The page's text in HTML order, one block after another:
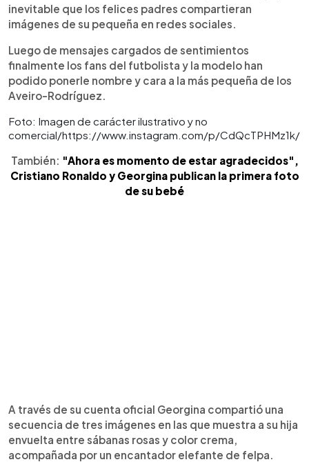
inevitable que los felices padres compartieran
imágenes de su pequeña en redes sociales.
Luego de mensajes cargados de sentimientos
finalmente los fans del futbolista y la modelo han
podido ponerle nombre y cara a la más pequeña de los
Aveiro-Rodríguez.
Foto: Imagen de carácter ilustrativo y no
comercial/https://www.instagram.com/p/CdQcTPHMz1k/
También: "Ahora es momento de estar agradecidos",
Cristiano Ronaldo y Georgina publican la primera foto
de su bebé
A través de su cuenta oficial Georgina compartió una
secuencia de tres imágenes en las que muestra a su hija
envuelta entre sábanas rosas y color crema,
acompañada por un encantador elefante de felpa.